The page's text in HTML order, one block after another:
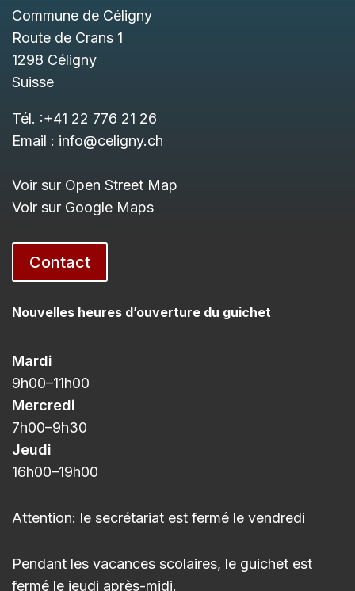
Commune de Céligny
Route de Crans 1
1298 Céligny
Suisse
Tél. :+41 22 776 21 26
Email : info@celigny.ch
Voir sur Open Street Map
Voir sur Google Maps
Contact
Nouvelles heures d’ouverture du guichet
Mardi
9h00–11h00
Mercredi
7h00–9h30
Jeudi
16h00–19h00
Attention: le secrétariat est fermé le vendredi
Pendant les vacances scolaires, le guichet est
fermé le jeudi après-midi.